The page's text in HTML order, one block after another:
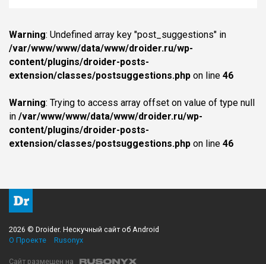
Warning: Undefined array key "post_suggestions" in
/var/www/www/data/www/droider.ru/wp-
content/plugins/droider-posts-
extension/classes/postsuggestions.php on line 46
Warning: Trying to access array offset on value of type null
in /var/www/www/data/www/droider.ru/wp-
content/plugins/droider-posts-
extension/classes/postsuggestions.php on line 46
2026 © Droider. Нескучный сайт об Android
О Проекте
Rusonyx
Сайт размещен на